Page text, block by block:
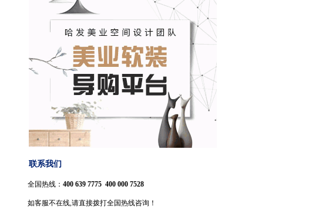
联系我们
全国热线： 400 639 7775 400 000 7528
如客服不在线,请直接拨打全国热线咨询！